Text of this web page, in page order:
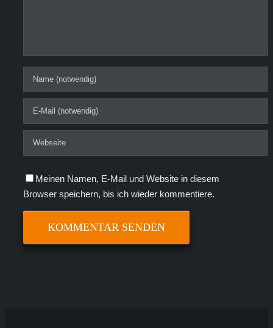
Meinen Namen, E-Mail und Website in diesem
Browser speichern, bis ich wieder kommentiere.